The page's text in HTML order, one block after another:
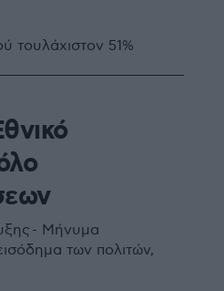
τουλάχιστον 51%
- Μήνυμα
των πολιτών,